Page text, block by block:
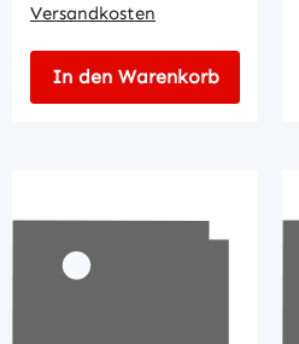
Versandkosten
In den Warenkorb